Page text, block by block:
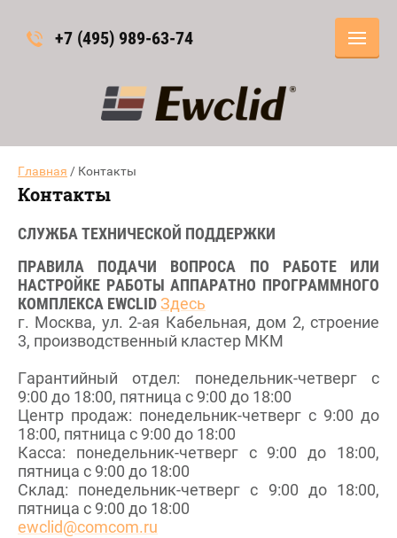
+7 (495) 989-63-74
Главная / Контакты
Контакты
СЛУЖБА ТЕХНИЧЕСКОЙ ПОДДЕРЖКИ
ПРАВИЛА ПОДАЧИ ВОПРОСА ПО РАБОТЕ ИЛИ
НАСТРОЙКЕ РАБОТЫ АППАРАТНО ПРОГРАММНОГО
КОМПЛЕКСА EWCLIDЗдесь
г. Москва, ул. 2-ая Кабельная, дом 2, строение
3, производственный кластер МКМ
Гарантийный отдел: понедельник-четверг с
9:00 до 18:00, пятница с 9:00 до 18:00
Центр продаж: понедельник-четверг с 9:00 до
18:00, пятница с 9:00 до 18:00
Касса: понедельник-четверг с 9:00 до 18:00,
пятница с 9:00 до 18:00
Склад: понедельник-четверг с 9:00 до 18:00,
пятница с 9:00 до 18:00
ewclid@comcom.ru